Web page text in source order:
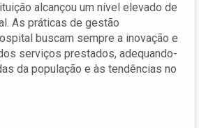
alcançou um nível elevado de
As práticas de gestão
buscam sempre a inovação e
serviços prestados, adequando-
da população e às tendências no